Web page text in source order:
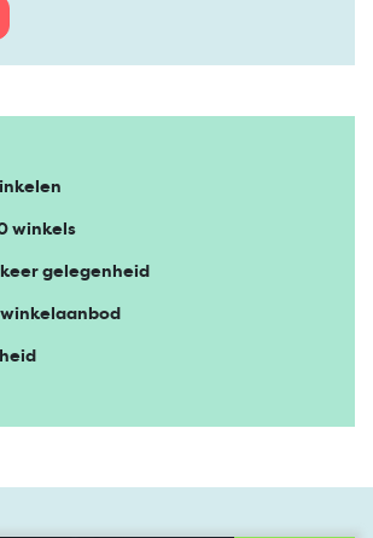
winkels
gelegenheid